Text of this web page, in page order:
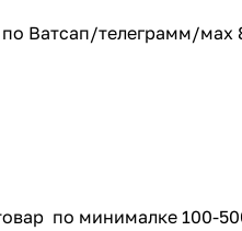
Ватсап/телеграмм/
по минималке 100-